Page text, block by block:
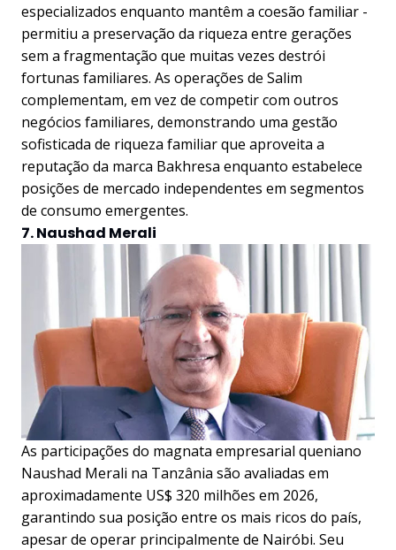
especializados enquanto mantêm a coesão familiar -
permitiu a preservação da riqueza entre gerações
sem a fragmentação que muitas vezes destrói
fortunas familiares. As operações de Salim
complementam, em vez de competir com outros
negócios familiares, demonstrando uma gestão
sofisticada de riqueza familiar que aproveita a
reputação da marca Bakhresa enquanto estabelece
posições de mercado independentes em segmentos
de consumo emergentes.
7. Naushad Merali
As participações do magnata empresarial queniano
Naushad Merali na Tanzânia são avaliadas em
aproximadamente US$ 320 milhões em 2026,
garantindo sua posição entre os mais ricos do país,
apesar de operar principalmente de Nairóbi. Seu